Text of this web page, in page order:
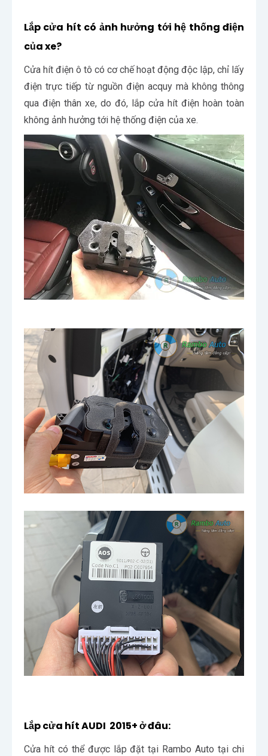
Lắp cửa hít có ảnh hưởng tới hệ thống điện
của xe?
Cửa hít điện ô tô có cơ chế hoạt động độc lập, chỉ lấy
điện trực tiếp từ nguồn điện acquy mà không thông
qua điện thân xe, do đó, lắp cửa hít điện hoàn toàn
không ảnh hưởng tới hệ thống điện của xe.
Lắp cửa hít AUDI 2015+ ở đâu:
Cửa hít có thể được lắp đặt tại Rambo Auto tại chi